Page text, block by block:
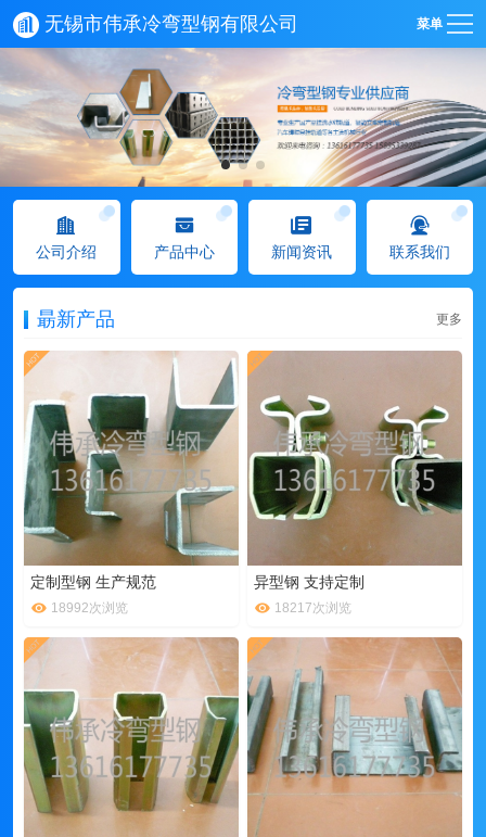
无锡市伟承冷弯型钢有限公司 菜单
公司介绍 产品中心 新闻资讯 联系我们
朂新产品 更多
定制型钢 生产规范
18992次浏览
异型钢 支持定制
18217次浏览